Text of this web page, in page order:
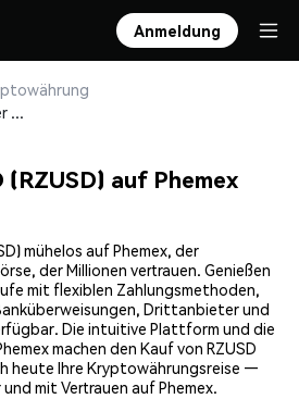
Anmeldung
RZUSD (RZUSD) sicher kaufen und speichern
(RZUSD) auf Phemex
mühelos auf Phemex, der
der Millionen vertrauen. Genießen
mit flexiblen Zahlungsmethoden,
Drittanbieter und
Die intuitive Plattform und die
machen den Kauf von RZUSD
heute Ihre Kryptowährungsreise —
mit Vertrauen auf Phemex.